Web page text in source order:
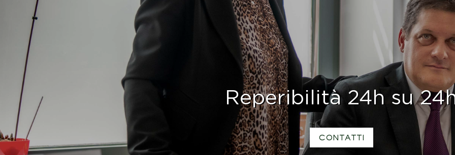
Reperibilità 24h su
CONTATTI